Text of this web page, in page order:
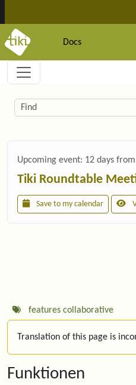
Docs
Navigation and
Related content
Find
Upcoming event: 12 days
Tiki Roundtable
Save to my calendar
features collaborative
Translation of this page is
Funktionen